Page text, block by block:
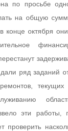
по просьбе
на общую
конце октября
ряд заданий
эти работы,
проверить